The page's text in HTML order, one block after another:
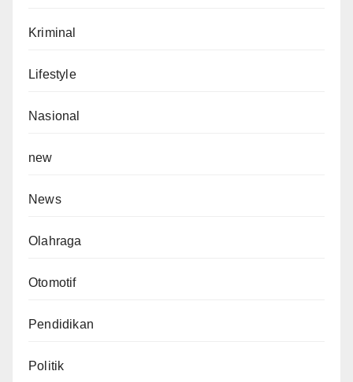
Kriminal
Lifestyle
Nasional
new
News
Olahraga
Otomotif
Pendidikan
Politik